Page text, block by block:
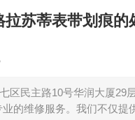
苏蒂表带划痕的
区民主路10号华润大厦29
的维修服务。我们不仅提